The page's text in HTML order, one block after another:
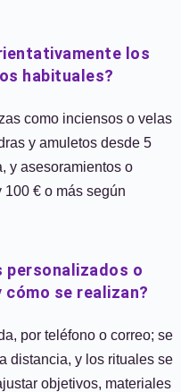
los
habituales?
como inciensos o velas
y amuletos desde 5
y asesoramientos o
€ o más según
personalizados o
se realizan?
por teléfono o correo; se
distancia, y los rituales se
objetivos, materiales